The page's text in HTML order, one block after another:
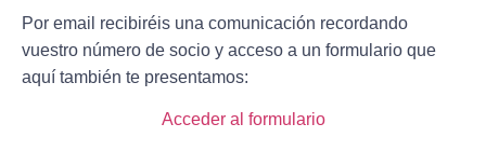
Por email recibiréis una comunicación recordando
vuestro número de socio y acceso a un formulario que
aquí también te presentamos:
Acceder al formulario